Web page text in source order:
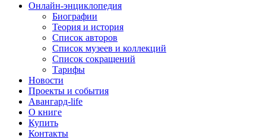
Онлайн-энциклопедия
Биографии
Теория и история
Список авторов
Список музеев и коллекций
Список сокращений
Тарифы
Новости
Проекты и события
Авангард-life
О книге
Купить
Контакты